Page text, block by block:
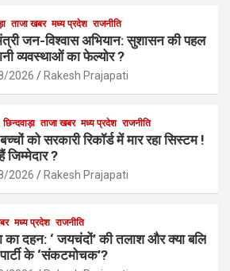
ताजा खबर मध्य प्रदेश राजनीति
जन-विश्वास अभियान: सुशासन की पहल
व्यवस्थाओं का फेल्योर ?
2026 Rakesh Prajapati
छिन्दवाड़ा ताजा खबर मध्य प्रदेश राजनीति
को सरकारी रिकॉर्ड में मार रहा सिस्टम !
जिम्मेदार ?
2026 Rakesh Prajapati
मध्य प्रदेश राजनीति
का दहन: ‘ जयचंदों’ की तलाश और क्या बलि
के ‘संकटमोचक’?